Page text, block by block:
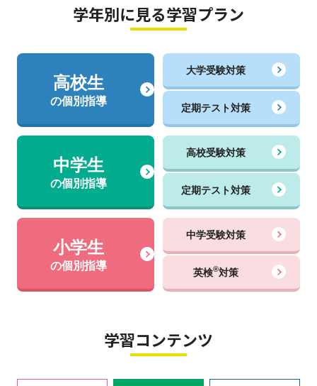
学年別に見る学習プラン
高校生
の個別指導
大学受験対策
定期テスト対策
中学生
の個別指導
高校受験対策
定期テスト対策
小学生
の個別指導
中学受験対策
英検®対策
学習コンテンツ